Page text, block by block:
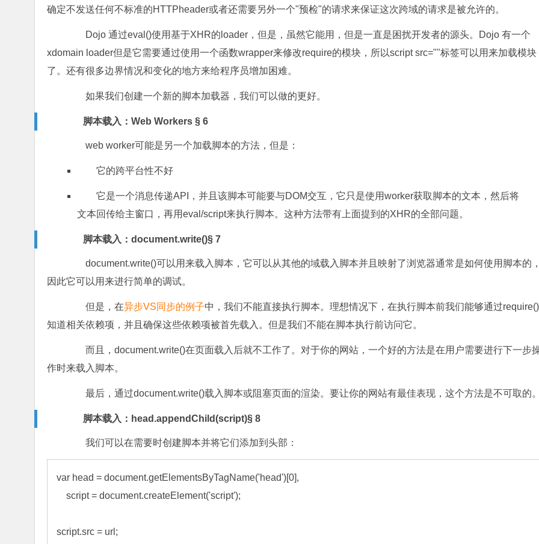
确定不发送任何不标准的HTTPheader或者还需要另外一个"预检"的请求来保证这次跨域的请求是被允许的。
Dojo 通过eval()使用基于XHR的loader，但是，虽然它能用，但是一直是困扰开发者的源头。Dojo 有一个
xdomain loader但是它需要通过使用一个函数wrapper来修改require的模块，所以script src=""标签可以用来加载模块
了。还有很多边界情况和变化的地方来给程序员增加困难。
如果我们创建一个新的脚本加载器，我们可以做的更好。
脚本载入：Web Workers § 6
web worker可能是另一个加载脚本的方法，但是：
它的跨平台性不好
它是一个消息传递API，并且该脚本可能要与DOM交互，它只是使用worker获取脚本的文本，然后将
文本回传给主窗口，再用eval/script来执行脚本。这种方法带有上面提到的XHR的全部问题。
脚本载入：document.write()§ 7
document.write()可以用来载入脚本，它可以从其他的域载入脚本并且映射了浏览器通常是如何使用脚本的
因此它可以用来进行简单的调试。
但是，在异步VS同步的例子中，我们不能直接执行脚本。理想情况下，在执行脚本前我们能够通过require()
知道相关依赖项，并且确保这些依赖项被首先载入。但是我们不能在脚本执行前访问它。
而且，document.write()在页面载入后就不工作了。对于你的网站，一个好的方法是在用户需要进行下一步
作时来载入脚本。
最后，通过document.write()载入脚本或阻塞页面的渲染。要让你的网站有最佳表现，这个方法是不可取的
脚本载入：head.appendChild(script)§ 8
我们可以在需要时创建脚本并将它们添加到头部：
var head = document.getElementsByTagName('head')[0],
script.src = url;